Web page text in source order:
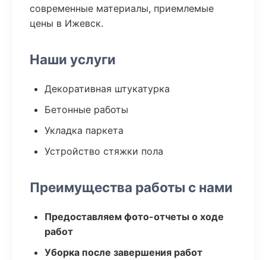
современные материалы, приемлемые
цены в Ижевск.
Наши услуги
Декоративная штукатурка
Бетонные работы
Укладка паркета
Устройство стяжки пола
Преимущества работы с нами
Предоставляем фото-отчеты о ходе
работ
Уборка после завершения работ